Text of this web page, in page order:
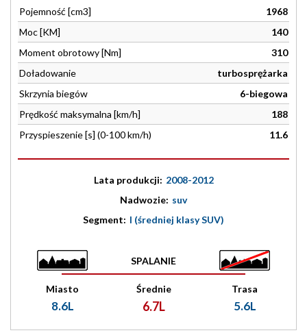
Pojemność [cm3]
1968
Moc [KM]
140
Moment obrotowy [Nm]
310
Doładowanie
turbosprężarka
Skrzynia biegów
6-biegowa
Prędkość maksymalna [km/h]
188
Przyspieszenie [s] (0-100 km/h)
11.6
Lata produkcji: 2008-2012
Nadwozie: suv
Segment: I (średniej klasy SUV)
SPALANIE
Miasto
8.6L
Średnie
6.7L
Trasa
5.6L